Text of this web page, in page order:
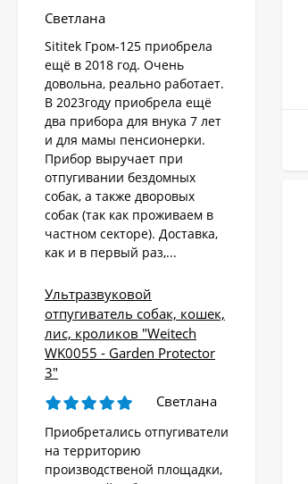
Светлана
Sititek Гром-125 приобрела
ещё в 2018 год. Очень
довольна, реально работает.
В 2023году приобрела ещё
два прибора для внука 7 лет
и для мамы пенсионерки.
Прибор выручает при
отпугивании бездомных
собак, а также дворовых
собак (так как проживаем в
частном секторе). Доставка,
как и в первый раз,...
Ультразвуковой
отпугиватель собак, кошек,
лис, кроликов "Weitech
WK0055 - Garden Protector
3"
Светлана
Приобретались отпугиватели
на территорию
производственой площадки,